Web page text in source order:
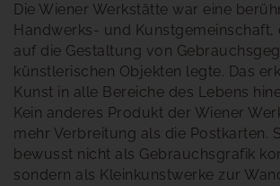
Die Wiener Werkstätte war eine
Handwerks- und Kunstgemeinschaft,
auf die Gestaltung von
künstlerischen Objekten legte. Das
Kunst in alle Bereiche des Lebens
Kein anderes Produkt der Wiener
mehr Verbreitung als die Postkarten.
bewusst nicht als Gebrauchsgrafik
sondern als Kleinkunstwerke zur